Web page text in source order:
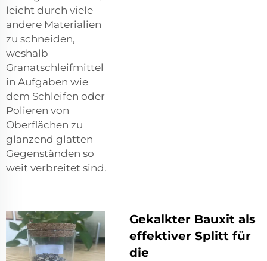
leicht durch viele
andere Materialien
zu schneiden,
weshalb
Granatschleifmittel
in Aufgaben wie
dem Schleifen oder
Polieren von
Oberflächen zu
glänzend glatten
Gegenständen so
weit verbreitet sind.
Gekalkter Bauxit als
effektiver Splitt für
die